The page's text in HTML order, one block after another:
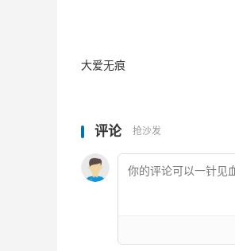
大爱无痕
评论 抢沙发